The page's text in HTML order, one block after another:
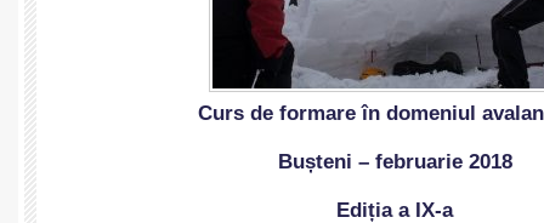
Curs de formare în domeniul
Bușteni – februarie 2018
Ediția a IX-a